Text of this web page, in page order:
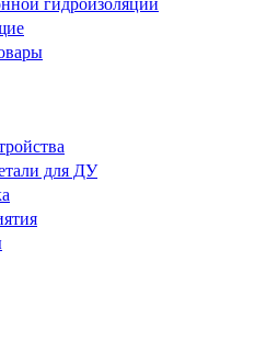
гидроизоляции
для ДУ